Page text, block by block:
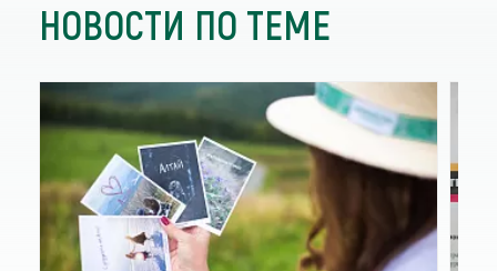
НОВОСТИ ПО ТЕМЕ